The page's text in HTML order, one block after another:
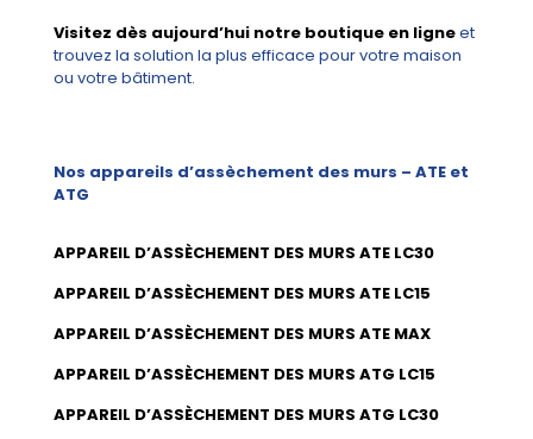
Visitez dès aujourd’hui notre boutique en ligneet
trouvez la solution la plus efficace pour votre maison
ou votre bâtiment.
Nos appareils d’assèchement des murs – ATE et
ATG
APPAREIL D’ASSÈCHEMENT DES MURS ATE LC30
APPAREIL D’ASSÈCHEMENT DES MURS ATE LC15
APPAREIL D’ASSÈCHEMENT DES MURS ATE MAX
APPAREIL D’ASSÈCHEMENT DES MURS ATG LC15
APPAREIL D’ASSÈCHEMENT DES MURS ATG LC30